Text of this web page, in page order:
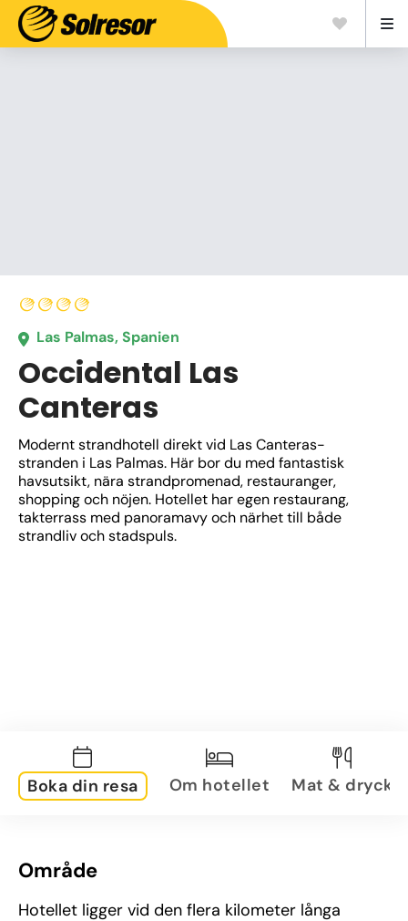
Las Palmas, Spanien
Occidental Las
Canteras
Modernt strandhotell direkt vid Las Canteras-
stranden i Las Palmas. Här bor du med fantastisk
havsutsikt, nära strandpromenad, restauranger,
shopping och nöjen. Hotellet har egen restaurang,
takterrass med panoramavy och närhet till både
strandliv och stadspuls.
Boka din resa Om hotellet Mat & dryck
Område
Hotellet ligger vid den flera kilometer långa